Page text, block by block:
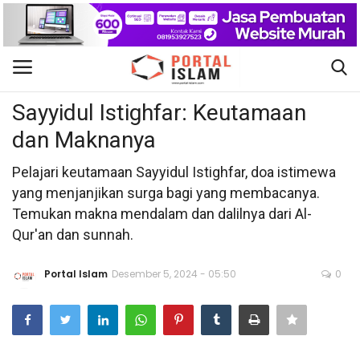
Gabung Daftar
Beranda
Kontak
Berita Islam
Khutbah Jumat
Sayyidul Istighfar: Keutamaan
dan Maknanya
Pelajari keutamaan Sayyidul Istighfar, doa istimewa
yang menjanjikan surga bagi yang membacanya.
Temukan makna mendalam dan dalilnya dari Al-
Qur'an dan sunnah.
Portal Islam Desember 5, 2024 - 05:50 0